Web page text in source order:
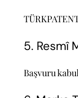
5. Resmî
Başvuru